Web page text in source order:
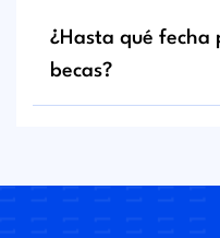
¿Hasta qué fecha
becas?